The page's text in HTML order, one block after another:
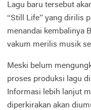
Lagu baru tersebut
“Still Life” yang dirilis
menandai kembalinya
vakum merilis musik
Meski belum
proses produksi lagu
Informasi lebih lanjut
diperkirakan akan